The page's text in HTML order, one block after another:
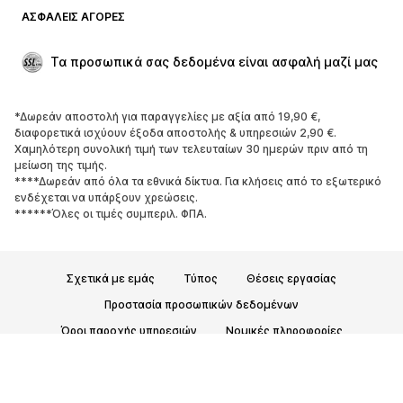
Περιστάσεις
Aποκλειστικά
ΠΑΠΟΎΤΣΙΑ
ΝΕΑ
Trending
Sneakers
Μποτάκια
Γόβες και ψηλοτάκουνα
Παντόφλες
Αποκλειστικά
ΑΣΦΑΛΕΊΣ ΑΓΟΡΈΣ
Τα προσωπικά σας δεδομένα είναι ασφαλή μαζί μας
*Δωρεάν αποστολή για παραγγελίες με αξία από 19,90 €,
διαφορετικά ισχύουν έξοδα αποστολής & υπηρεσιών 2,90 €.
Χαμηλότερη συνολική τιμή των τελευταίων 30 ημερών πριν από τη
μείωση της τιμής.
****Δωρεάν από όλα τα εθνικά δίκτυα. Για κλήσεις από το εξωτερικό
ενδέχεται να υπάρξουν χρεώσεις.
******Όλες οι τιμές συμπεριλ. ΦΠΑ.
Σχετικά με εμάς Τύπος
Θέσεις εργασίας
Προστασία προσωπικών δεδομένων
Όροι παροχής υπηρεσιών
Νομικές πληροφορίες